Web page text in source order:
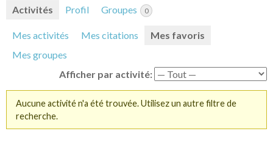
Activités Profil Groupes 0
Mes activités Mes citations
Mes favoris
Mes groupes
Afficher par activité:
Aucune activité n'a été trouvée. Utilisez un autre filtre de
recherche.